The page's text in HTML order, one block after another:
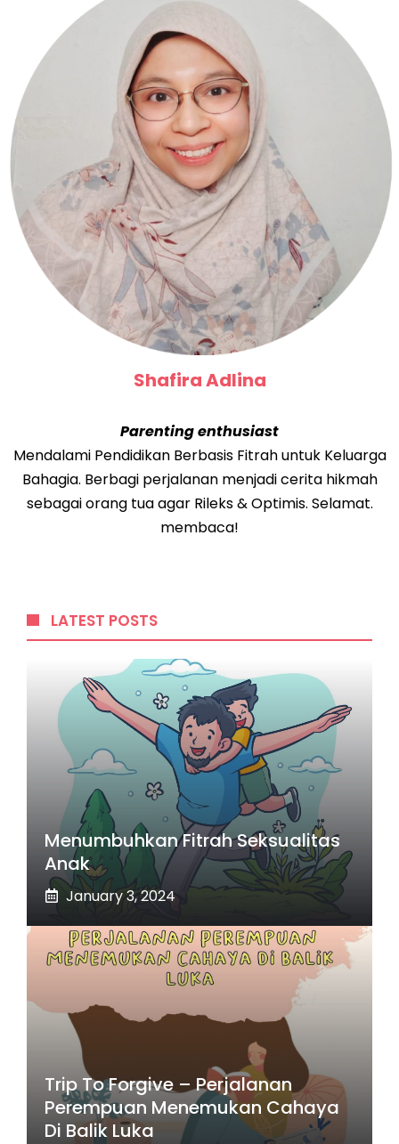
Shafira Adlina
Parenting enthusiast
Mendalami Pendidikan Berbasis Fitrah untuk Keluarga
Bahagia. Berbagi perjalanan menjadi cerita hikmah
sebagai orang tua agar Rileks & Optimis. Selamat.
membaca!
LATEST POSTS
Menumbuhkan Fitrah Seksualitas
Anak
January 3, 2024
Trip To Forgive – Perjalanan
Perempuan Menemukan Cahaya
Di Balik Luka